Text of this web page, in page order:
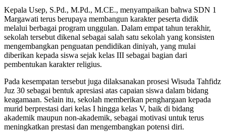
Kepala Usep, S.Pd., M.Pd., M.CE., menyampaikan bahwa SDN 1
Margawati terus berupaya membangun karakter peserta didik
melalui berbagai program unggulan. Dalam empat tahun terakhir,
sekolah tersebut dikenal sebagai salah satu sekolah yang konsisten
mengembangkan penguatan pendidikan diniyah, yang mulai
diberikan kepada siswa sejak kelas III sebagai bagian dari
pembentukan karakter religius.
Pada kesempatan tersebut juga dilaksanakan prosesi Wisuda Tahfidz
Juz 30 sebagai bentuk apresiasi atas capaian siswa dalam bidang
keagamaan. Selain itu, sekolah memberikan penghargaan kepada
murid berprestasi dari kelas I hingga kelas V, baik di bidang
akademik maupun non-akademik, sebagai motivasi untuk terus
meningkatkan prestasi dan mengembangkan potensi diri.